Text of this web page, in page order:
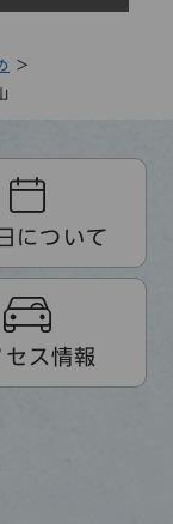
衛」「永楽
古屋本町通七
町二丁目 同
２丁表と裏表
印「名古屋／
れ、裏表紙に
刻まれ、そ
には上下２冊
冊の本として
コレクション
巻の内容をあ
．５㎝、全
について
セス情報